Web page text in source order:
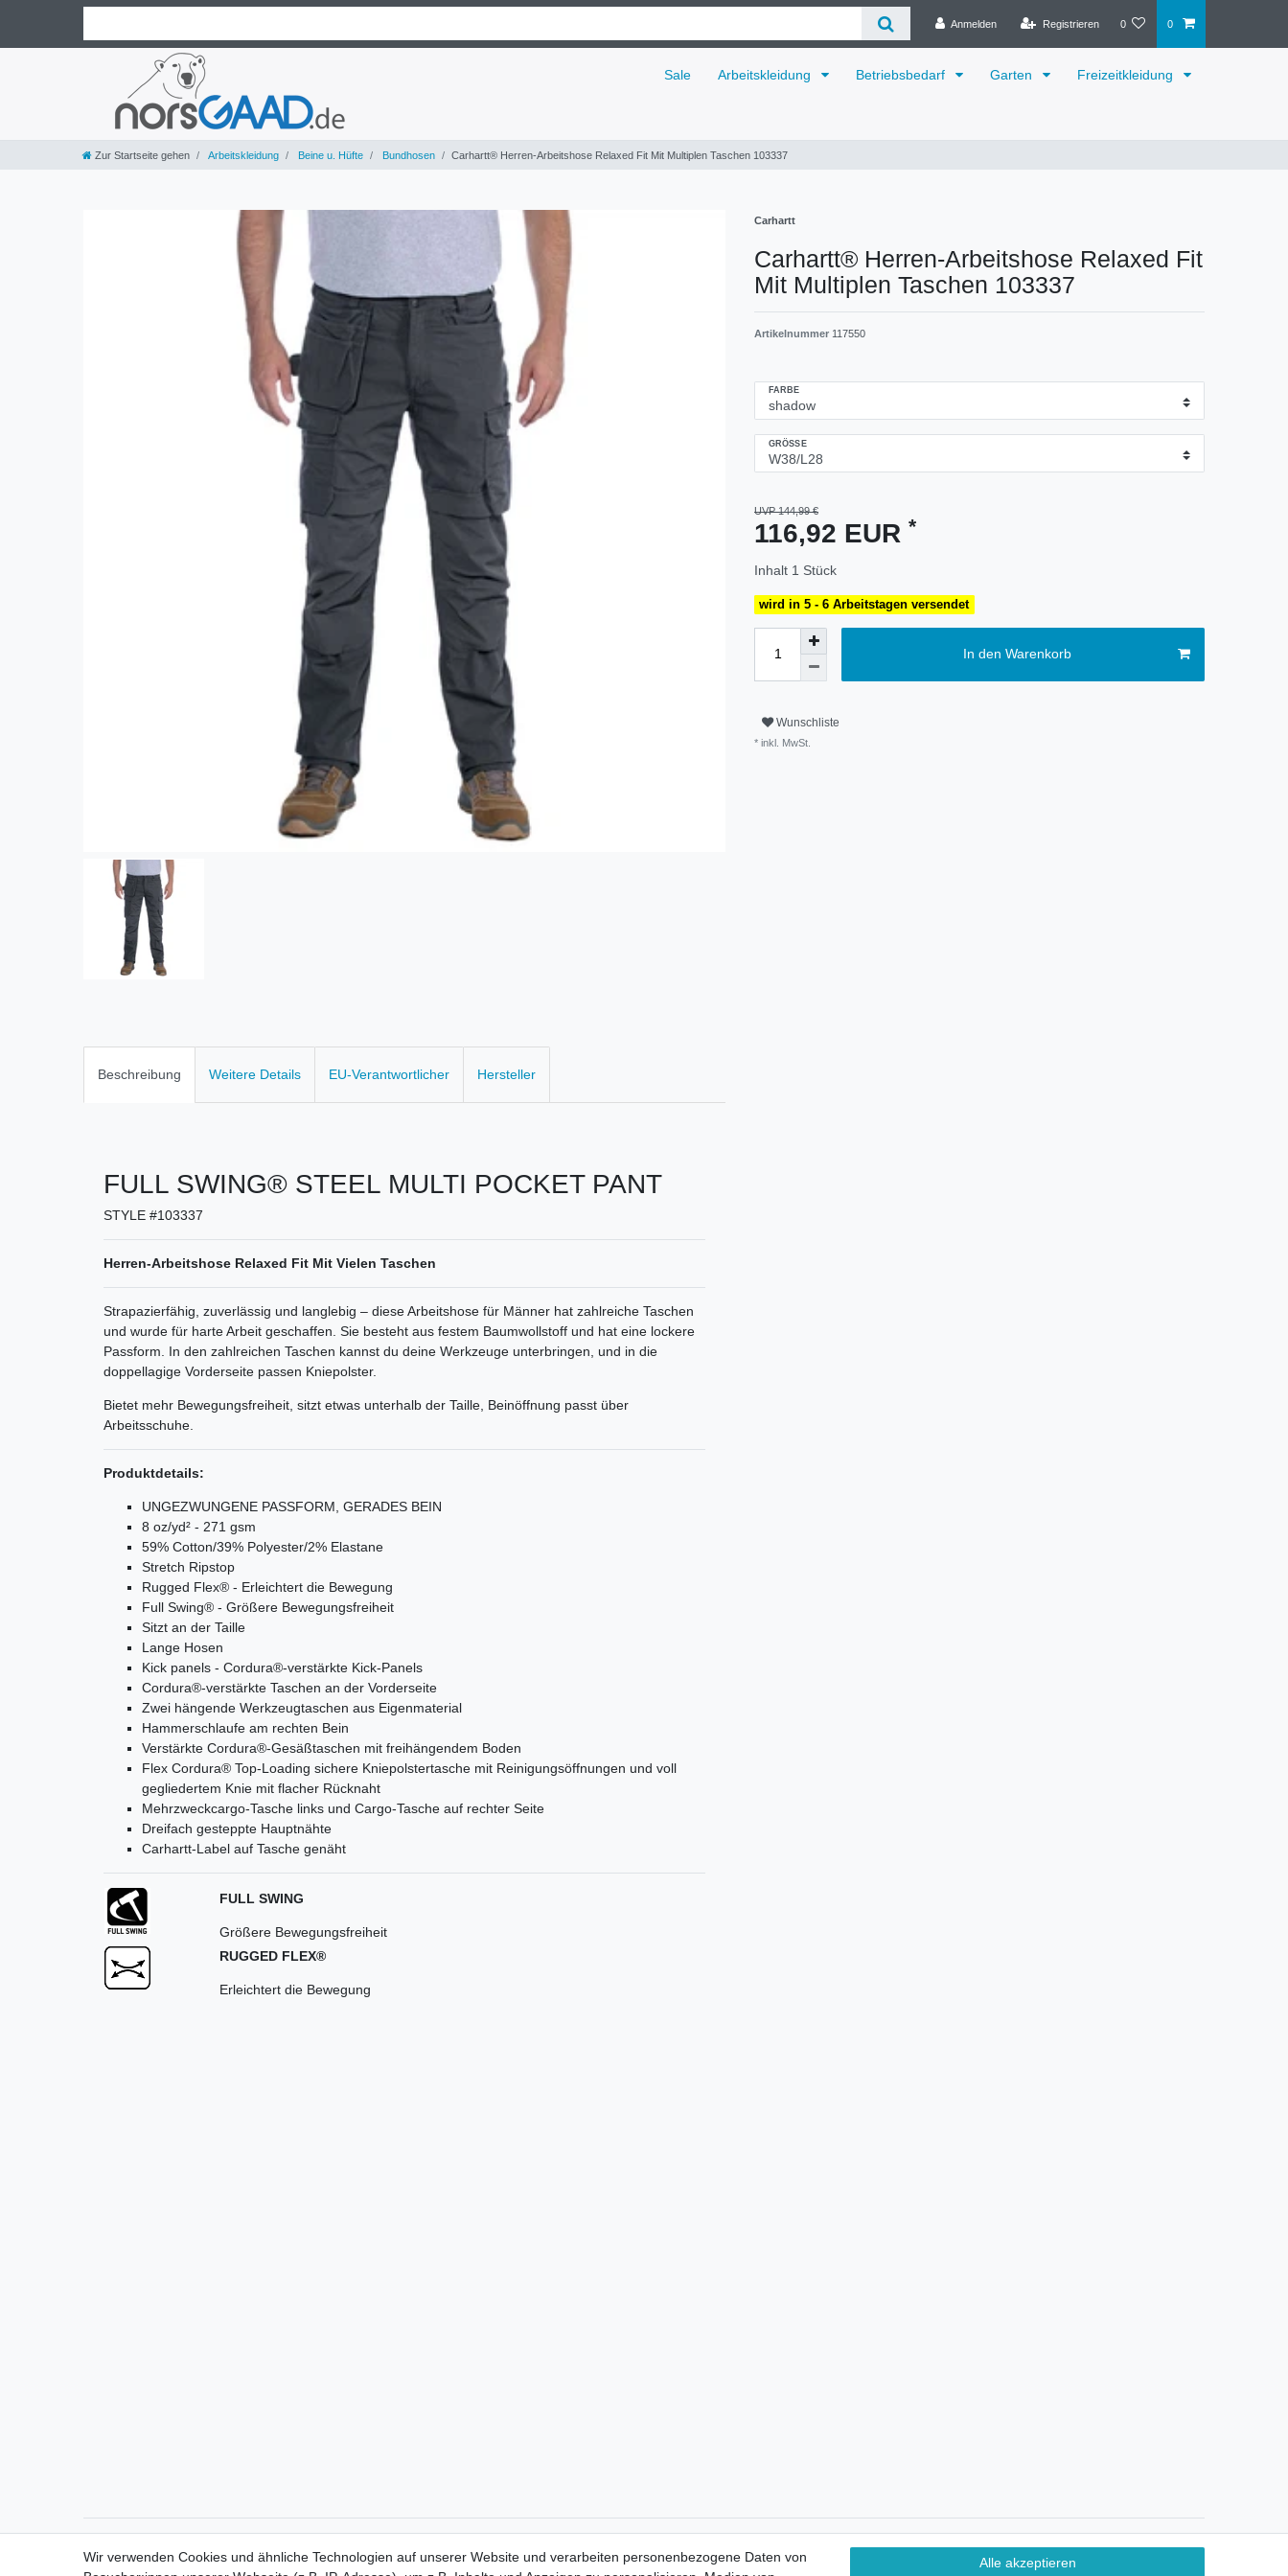
Anmelden Registrieren 0 0
Sale Arbeitskleidung Betriebsbedarf Garten Freizeitkleidung
Zur Startseite gehen Arbeitskleidung Beine u. Hüfte Bundhosen Carhartt® Herren-Arbeitshose Relaxed Fit Mit Multiplen Taschen 103337
Carhartt
Carhartt® Herren-Arbeitshose Relaxed Fit
Mit Multiplen Taschen 103337
Artikelnummer 117550
FARBE
GRÖSSE
UVP 144,99 €
116,92 EUR *
Inhalt 1 Stück
wird in 5 - 6 Arbeitstagen versendet
In den Warenkorb
Wunschliste
* inkl. MwSt.
Beschreibung Weitere Details EU-Verantwortlicher Hersteller
FULL SWING® STEEL MULTI POCKET PANT
STYLE #103337
Herren-Arbeitshose Relaxed Fit Mit Vielen Taschen
Strapazierfähig, zuverlässig und langlebig – diese Arbeitshose für Männer hat zahlreiche Taschen
und wurde für harte Arbeit geschaffen. Sie besteht aus festem Baumwollstoff und hat eine lockere
Passform. In den zahlreichen Taschen kannst du deine Werkzeuge unterbringen, und in die
doppellagige Vorderseite passen Kniepolster.
Bietet mehr Bewegungsfreiheit, sitzt etwas unterhalb der Taille, Beinöffnung passt über
Arbeitsschuhe.
Produktdetails:
UNGEZWUNGENE PASSFORM, GERADES BEIN
8 oz/yd² - 271 gsm
59% Cotton/39% Polyester/2% Elastane
Stretch Ripstop
Rugged Flex® - Erleichtert die Bewegung
Full Swing® - Größere Bewegungsfreiheit
Sitzt an der Taille
Lange Hosen
Kick panels - Cordura®-verstärkte Kick-Panels
Cordura®-verstärkte Taschen an der Vorderseite
Zwei hängende Werkzeugtaschen aus Eigenmaterial
Hammerschlaufe am rechten Bein
Verstärkte Cordura®-Gesäßtaschen mit freihängendem Boden
Flex Cordura® Top-Loading sichere Kniepolstertasche mit Reinigungsöffnungen und voll
gegliedertem Knie mit flacher Rücknaht
Mehrzweckcargo-Tasche links und Cargo-Tasche auf rechter Seite
Dreifach gesteppte Hauptnähte
Carhartt-Label auf Tasche genäht
FULL SWING
Größere Bewegungsfreiheit
RUGGED FLEX®
Erleichtert die Bewegung
Wir verwenden Cookies und ähnliche Technologien auf unserer Website und verarbeiten personenbezogene Daten von
Alle akzeptieren